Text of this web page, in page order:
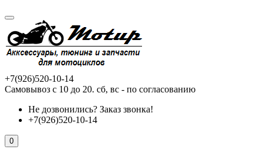
+7(926)520-10-14
Самовывоз с 10 до 20. сб, вс - по согласованию
Не дозвонились? Заказ звонка!
+7(926)520-10-14
0